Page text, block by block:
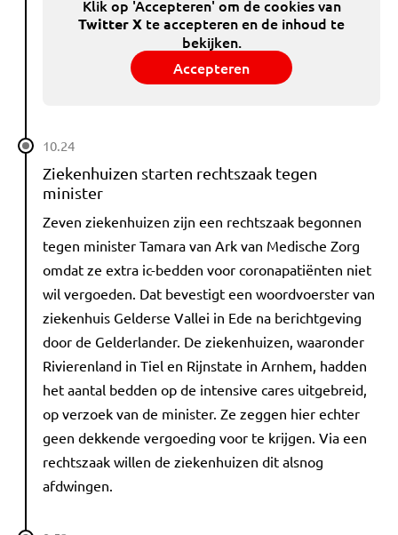
Klik op 'Accepteren' om de cookies van
Twitter X te accepteren en de inhoud te
bekijken.
Accepteren
10.24
Ziekenhuizen starten rechtszaak tegen
minister
Zeven ziekenhuizen zijn een rechtszaak begonnen
tegen minister Tamara van Ark van Medische Zorg
omdat ze extra ic-bedden voor coronapatiënten niet
wil vergoeden. Dat bevestigt een woordvoerster van
ziekenhuis Gelderse Vallei in Ede na berichtgeving
door de Gelderlander. De ziekenhuizen, waaronder
Rivierenland in Tiel en Rijnstate in Arnhem, hadden
het aantal bedden op de intensive cares uitgebreid,
op verzoek van de minister. Ze zeggen hier echter
geen dekkende vergoeding voor te krijgen. Via een
rechtszaak willen de ziekenhuizen dit alsnog
afdwingen.